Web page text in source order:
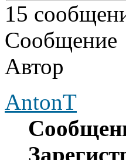
15
Сообщение
Автор
AntonT